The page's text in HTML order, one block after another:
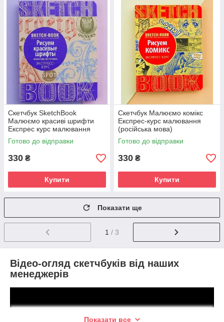
Скетчбук SketchBook
Малюємо красиві шрифти
Експрес курс малювання
(російська мова)
Готово до відправки
330 ₴
Купити
Скетчбук Малюємо комікс
Експрес-курс малювання
(російська мова)
Готово до відправки
330 ₴
Купити
Показати ще
1 / 3
Відео-огляд скетчбуків від наших
менеджерів
Показати все